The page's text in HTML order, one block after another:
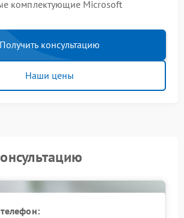
комплектующие Microsoft
Получить консультацию
Наши цены